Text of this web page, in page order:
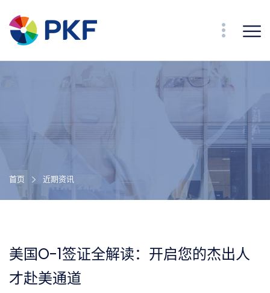
首页 近期资讯
美国O-1签证全解读：开启您的杰出人
才赴美通道